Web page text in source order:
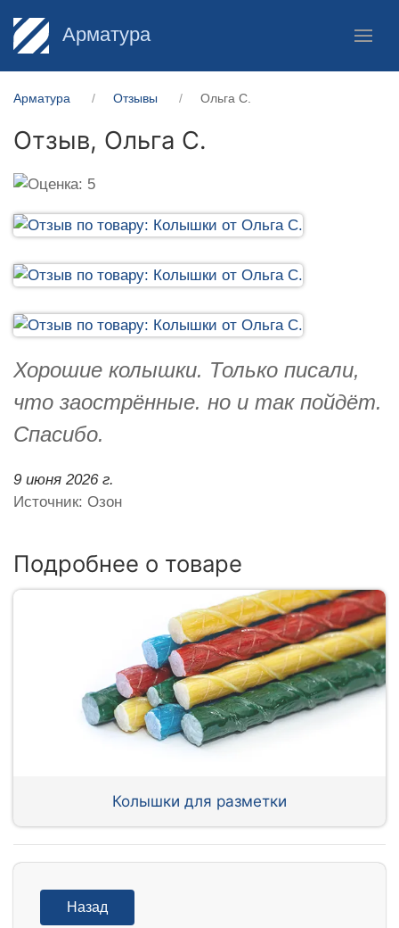
Арматура
Арматура Отзывы Ольга С.
Отзыв, Ольга С.
Хорошие колышки. Только писали,
что заострённые. но и так пойдёт.
Спасибо.
9 июня 2026 г.
Источник: Озон
Подробнее о товаре
Колышки для разметки
Назад